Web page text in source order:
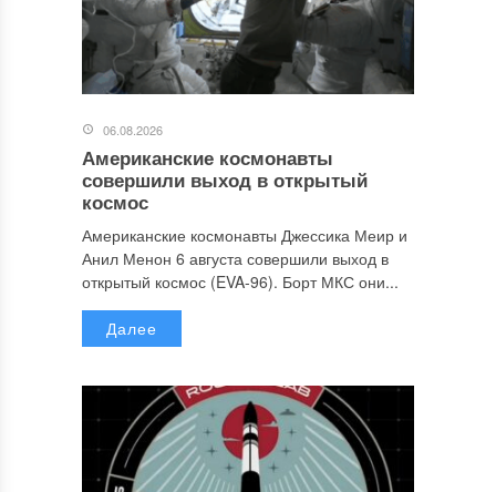
06.08.2026
Американские космонавты
совершили выход в открытый
космос
Американские космонавты Джессика Меир и
Анил Менон 6 августа совершили выход в
открытый космос (EVA-96). Борт МКС они...
Далее